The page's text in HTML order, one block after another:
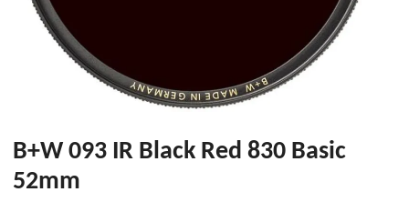
B+W 093 IR Black Red 830 Basic
52mm